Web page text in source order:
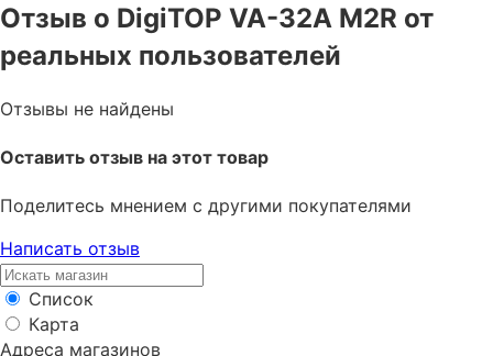
Отзыв о DigiTOP VA-32A M2R от
реальных пользователей
Отзывы не найдены
Оставить отзыв на этот товар
Поделитесь мнением с другими покупателями
Написать отзыв
Список
Карта
Адреса магазинов